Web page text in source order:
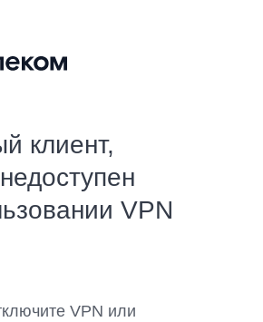
клиент,
VPN
VPN или